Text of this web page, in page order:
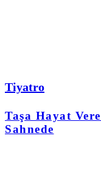
Tiyatro
Taşa Hayat
Sahnede